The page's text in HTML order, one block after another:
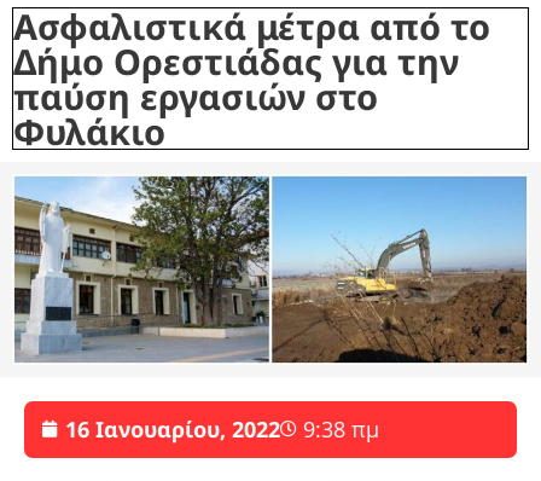
Ασφαλιστικά μέτρα από το
Δήμο Ορεστιάδας για την
παύση εργασιών στο
Φυλάκιο
16 Ιανουαρίου, 2022 9:38 πμ